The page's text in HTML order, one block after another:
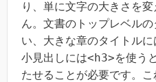
り、単に文字の大きさを
ん。文書のトップレベル
い、大きな章のタイトルに
小見出しには<h3>を使う
たせることが必要です。